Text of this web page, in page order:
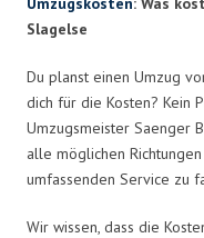
Slagelse
Du planst einen Umzug
dich für die Kosten? Kein
Umzugsmeister Saenger
alle möglichen
umfassenden Service zu
Wir wissen, dass die